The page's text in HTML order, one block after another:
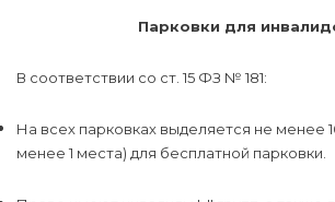
Парковки для
В соответствии со ст. 15 ФЗ № 181:
На всех парковках выделяется не менее
менее 1 места) для бесплатной парковки.